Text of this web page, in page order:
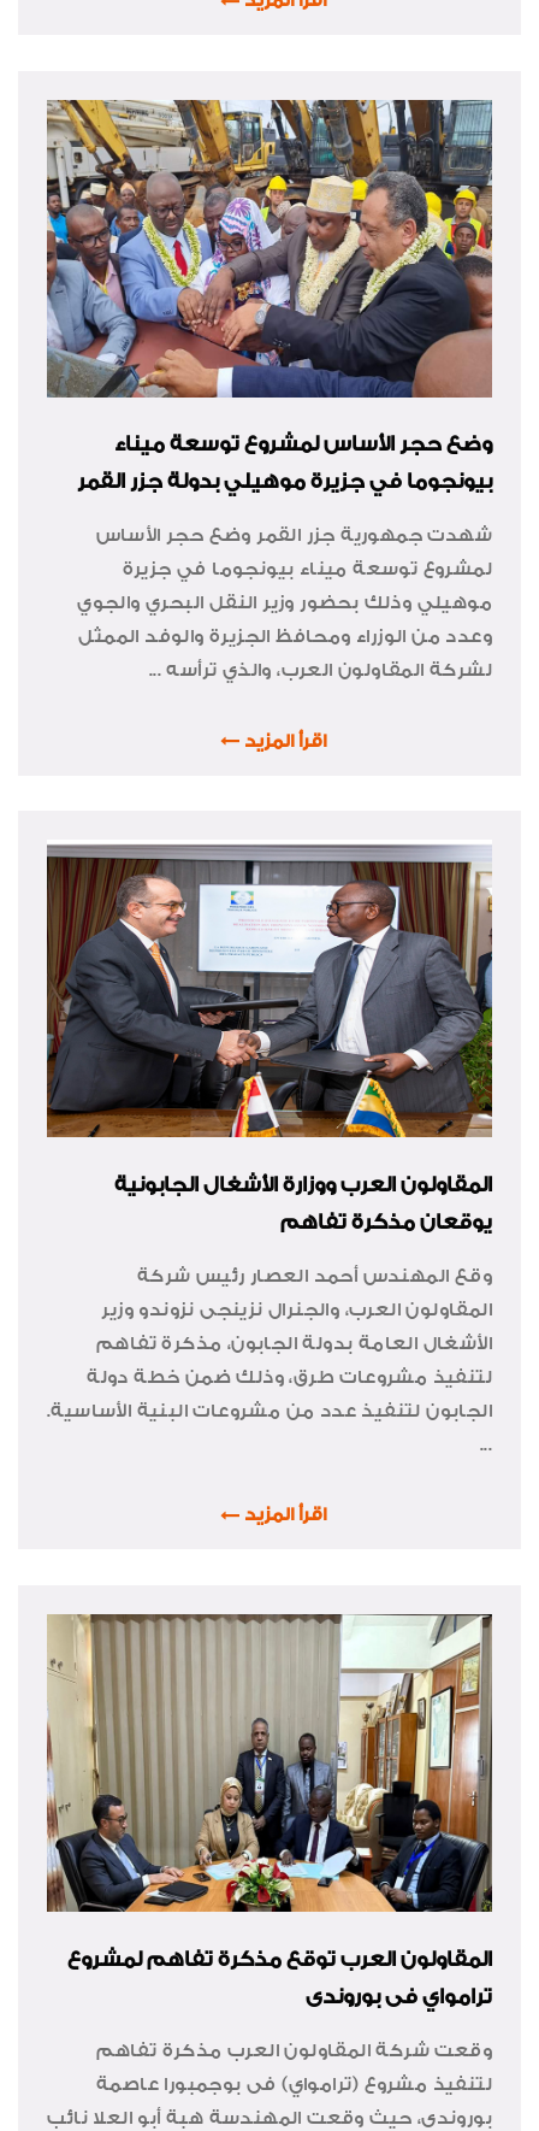
وضع حجر الأساس لمشروع توسعة ميناء
بيونجوما في جزيرة موهيلي بدولة جزر القمر
شهدت جمهورية جزر القمر وضع حجر الأساس
لمشروع توسعة ميناء بيونجوما في جزيرة
موهيلي وذلك بحضور وزير النقل البحري والجوي
وعدد من الوزراء ومحافظ الجزيرة والوفد الممثل
لشركة المقاولون العرب، والذي ترأسه ...
اقرأ المزيد
المقاولون العرب ووزارة الأشغال الجابونية
يوقعان مذكرة تفاهم
وقع المهندس أحمد العصار رئيس شركة
المقاولون العرب، والجنرال نزينجى نزوندو وزير
الأشغال العامة بدولة الجابون، مذكرة تفاهم
لتنفيذ مشروعات طرق، وذلك ضمن خطة دولة
الجابون لتنفيذ عدد من مشروعات البنية الأساسية.
...
اقرأ المزيد
المقاولون العرب توقع مذكرة تفاهم لمشروع
ترامواي فى بوروندى
وقعت شركة المقاولون العرب مذكرة تفاهم
لتنفيذ مشروع (ترامواي) فى بوجمبورا عاصمة
بوروندى، حيث وقعت المهندسة هبة أبو العلا نائب